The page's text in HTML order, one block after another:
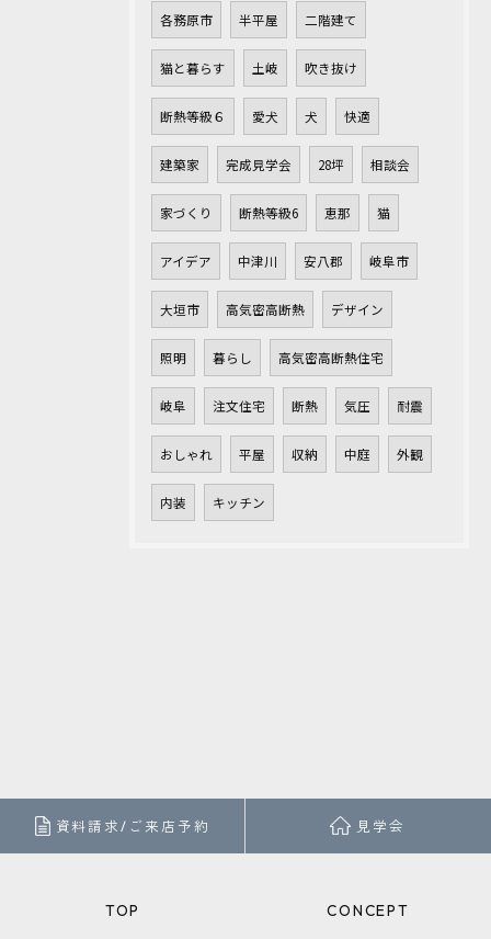
各務原市 半平屋 二階建て
猫と暮らす 土岐 吹き抜け
断熱等級６ 愛犬 犬 快適
建築家 完成見学会 28坪 相談会
家づくり 断熱等級6 恵那 猫
アイデア 中津川 安八郡 岐阜市
大垣市 高気密高断熱 デザイン
照明 暮らし 高気密高断熱住宅
岐阜 注文住宅 断熱 気圧 耐震
おしゃれ 平屋 収納 中庭 外観
内装 キッチン
資料請求/ご来店予約 見学会
TOP CONCEPT